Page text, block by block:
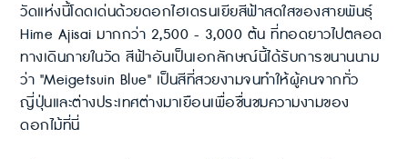
วัดแห่งนี้โดดเด่นด้วยดอกไฮเดรนเยียสีฟ้าสดใสของสายพันธุ์
Hime Ajisai มากกว่า 2,500 - 3,000 ต้น ที่ทอดยาวไปตลอด
ทางเดินภายในวัด สีฟ้าอันเป็นเอกลักษณ์นี้ได้รับการขนานนาม
ว่า "Meigetsuin Blue" เป็นสีที่สวยงามจนทำให้ผู้คนจากทั่ว
ญี่ปุ่นและต่างประเทศต่างมาเยือนเพื่อชื่นชมความงามของ
ดอกไม้ที่นี่